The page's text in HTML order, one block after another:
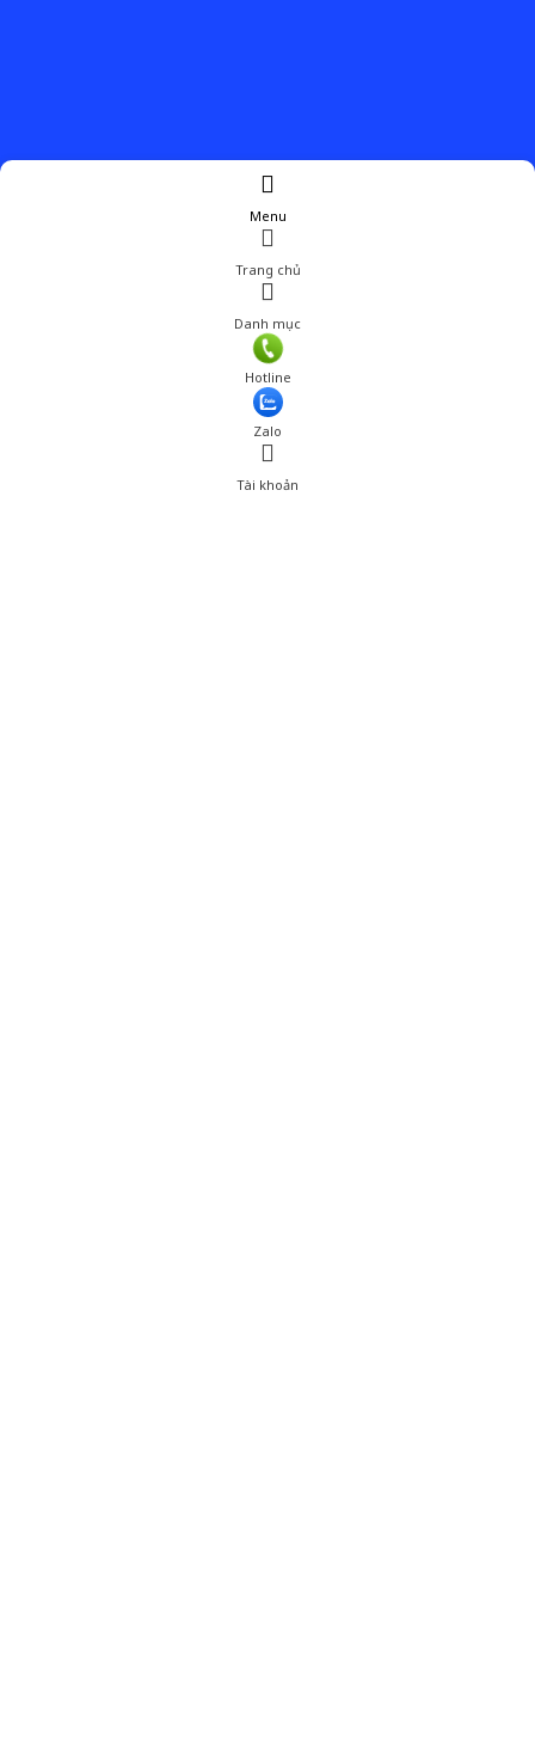
Menu
Trang chủ
Danh mục
Hotline
Zalo
Tài khoản